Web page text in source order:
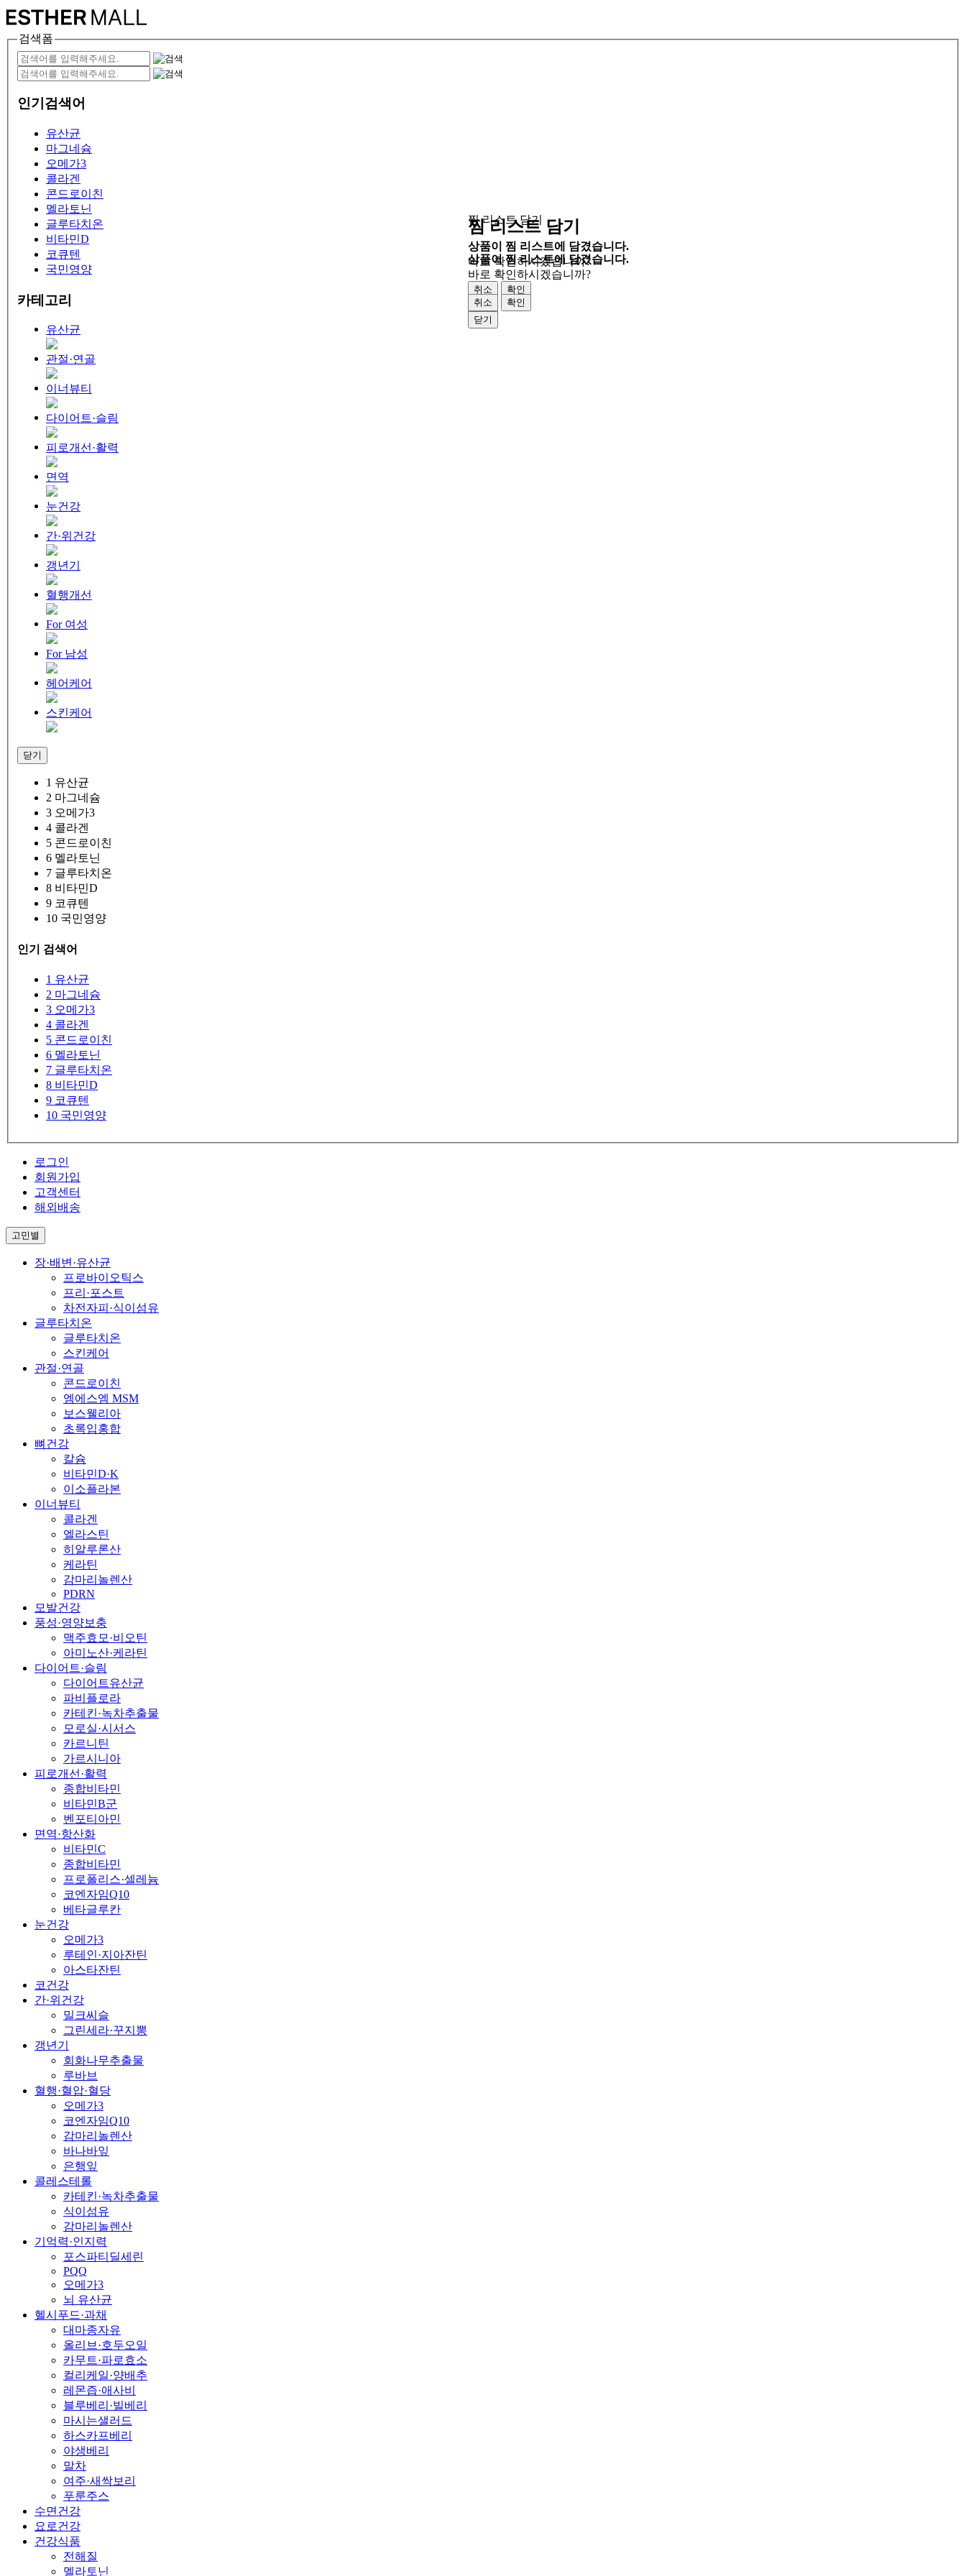
검색폼
인기검색어
유산균
마그네슘
오메가3
콜라겐
콘드로이친
멜라토닌
글루타치온
비타민D
코큐텐
국민영양
카테고리
유산균
관절·연골
이너뷰티
다이어트·슬림
피로개선·활력
면역
눈건강
간·위건강
갱년기
혈행개선
For 여성
For 남성
헤어케어
스킨케어
닫기
1 유산균
2 마그네슘
3 오메가3
4 콜라겐
5 콘드로이친
6 멜라토닌
7 글루타치온
8 비타민D
9 코큐텐
10 국민영양
인기 검색어
1 유산균
2 마그네슘
3 오메가3
4 콜라겐
5 콘드로이친
6 멜라토닌
7 글루타치온
8 비타민D
9 코큐텐
10 국민영양
로그인
회원가입
고객센터
해외배송
고민별
장·배변·유산균
프로바이오틱스
프리·포스트
차전자피·식이섬유
글루타치온
글루타치온
스킨케어
관절·연골
콘드로이친
엠에스엠 MSM
보스웰리아
초록입홍합
뼈건강
칼슘
비타민D·K
이소플라본
이너뷰티
콜라겐
엘라스틴
히알루론산
케라틴
감마리놀렌산
PDRN
모발건강
풍성·영양보충
맥주효모·비오틴
아미노산·케라틴
다이어트·슬림
다이어트유산균
파비플로라
카테킨·녹차추출물
모로실·시서스
카르니틴
가르시니아
피로개선·활력
종합비타민
비타민B군
벤포티아민
면역·항산화
비타민C
종합비타민
프로폴리스·셀레늄
코엔자임Q10
베타글루칸
눈건강
오메가3
루테인·지아잔틴
아스타잔틴
코건강
간·위건강
밀크씨슬
그린세라·꾸지뽕
갱년기
회화나무추출물
루바브
혈행·혈압·혈당
오메가3
코엔자임Q10
감마리놀렌산
바나바잎
은행잎
콜레스테롤
카테킨·녹차추출물
식이섬유
감마리놀렌산
기억력·인지력
포스파티딜세린
PQQ
오메가3
뇌 유산균
헬시푸드·과채
대마종자유
올리브·호두오일
카무트·파로효소
컬리케일·양배추
레몬즙·애사비
블루베리·빌베리
마시는샐러드
하스카프베리
야생베리
말차
여주·새싹보리
푸룬주스
수면건강
요로건강
건강식품
전해질
멜라토닌
찜 리스트 담기
상품이 찜 리스트에 담겼습니다.
바로 확인하시겠습니까?
취소
확인
닫기
찜 리스트 담기
상품이 찜 리스트에 담겼습니다.
바로 확인하시겠습니까?
취소
확인
닫기